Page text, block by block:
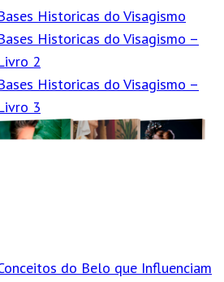
Historicas do Visagismo
Historicas do Visagismo –
2
Historicas do Visagismo –
3
do Belo que Influenciam